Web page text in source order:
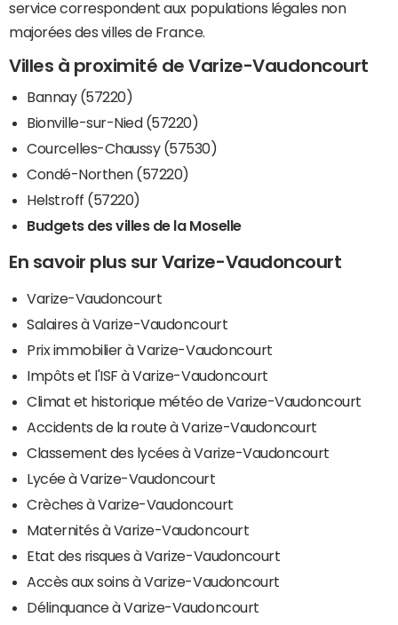
service correspondent aux populations légales non
majorées des villes de France.
Villes à proximité de Varize-Vaudoncourt
Bannay (57220)
Bionville-sur-Nied (57220)
Courcelles-Chaussy (57530)
Condé-Northen (57220)
Helstroff (57220)
Budgets des villes de la Moselle
En savoir plus sur Varize-Vaudoncourt
Varize-Vaudoncourt
Salaires à Varize-Vaudoncourt
Prix immobilier à Varize-Vaudoncourt
Impôts et l'ISF à Varize-Vaudoncourt
Climat et historique météo de Varize-Vaudoncourt
Accidents de la route à Varize-Vaudoncourt
Classement des lycées à Varize-Vaudoncourt
Lycée à Varize-Vaudoncourt
Crèches à Varize-Vaudoncourt
Maternités à Varize-Vaudoncourt
Etat des risques à Varize-Vaudoncourt
Accès aux soins à Varize-Vaudoncourt
Délinquance à Varize-Vaudoncourt